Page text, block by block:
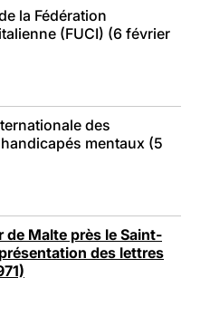
la Fédération
(FUCI) (6 février
des
mentaux (5
Malte près le Saint-
des lettres